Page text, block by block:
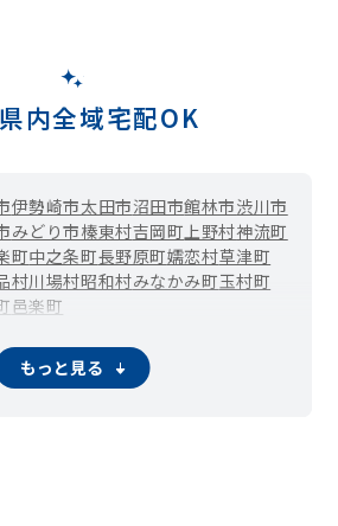
内全域宅配OK
伊勢崎市太田市沼田市館林市渋川市
みどり市榛東村吉岡町 上野村神流町
町中之条町長野原町嬬恋村草津町
村川場村昭和村みなかみ町玉村町
邑楽町
もっと見る